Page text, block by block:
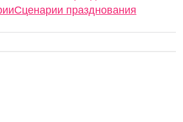
Сценарии празднования